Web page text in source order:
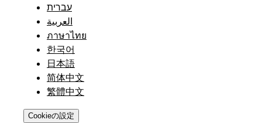
עברית
العربية
ภาษาไทย
한국어
日本語
简体中文
繁體中文
Cookieの設定